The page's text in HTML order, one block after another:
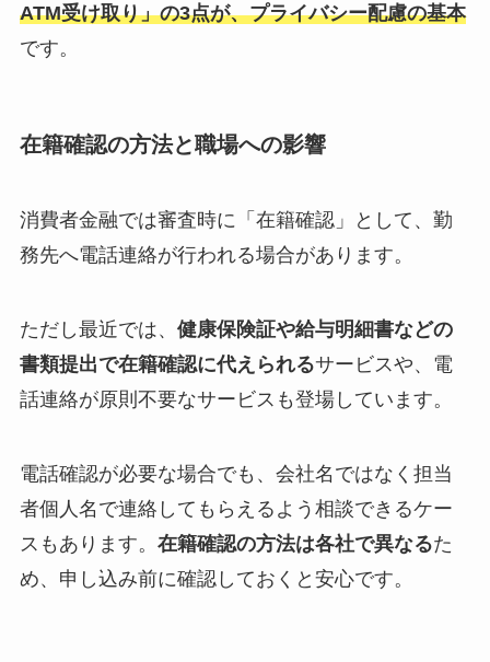
ATM受け取り」の3点が、プライバシー配慮の基本
です。
在籍確認の方法と職場への影響
消費者金融では審査時に「在籍確認」として、勤
務先へ電話連絡が行われる場合があります。
ただし最近では、 健康保険証や給与明細書などの
書類提出で在籍確認に代えられるサービスや、電
話連絡が原則不要なサービスも登場しています。
電話確認が必要な場合でも、会社名ではなく担当
者個人名で連絡してもらえるよう相談できるケー
スもあります。 在籍確認の方法は各社で異なるた
め、申し込み前に確認しておくと安心です。